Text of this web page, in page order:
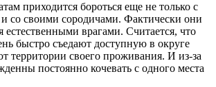
приходится бороться еще не только с
со своими сородичами. Фактически они
естественными врагами. Считается, что
быстро съедают доступную в округе
территории своего проживания. И из-за
постоянно кочевать с одного места